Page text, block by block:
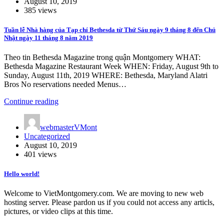
385 views
Tuần lễ Nhà hàng của Tạp chí Bethesda từ Thứ Sáu ngày 9 tháng 8 đến Chủ
Nhật ngày 11 tháng 8 năm 2019
Theo tin Bethesda Magazine trong quận Montgomery WHAT:
Bethesda Magazine Restaurant Week WHEN: Friday, August 9th to
Sunday, August 11th, 2019 WHERE: Bethesda, Maryland Alatri
Bros No reservations needed Menus…
Continue reading
webmasterVMont
Uncategorized
August 10, 2019
401 views
Hello world!
Welcome to VietMontgomery.com. We are moving to new web
hosting server. Please pardon us if you could not access any articls,
pictures, or video clips at this time.